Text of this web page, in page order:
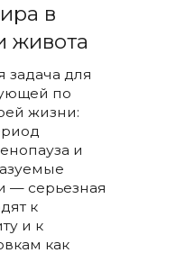
в
живота
для
по
жизни:
и
— серьезная
к
и к
как